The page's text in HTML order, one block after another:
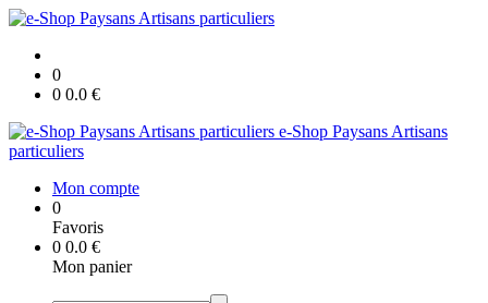
0
0 0.0 €
e-Shop Paysans Artisans
particuliers
Mon compte
0
Favoris
0 0.0 €
Mon panier